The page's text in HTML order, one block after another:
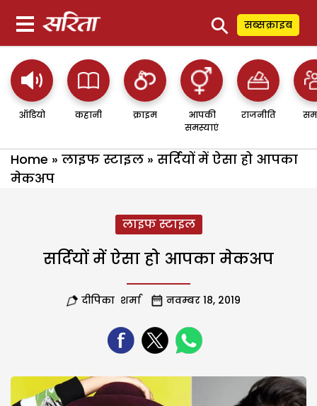
⚲ सब्सक्राइब
ऑडियो कहानी क्राइम
आपकी
समस्याएं
राजनीति
Home » लाइफ स्टाइल » सर्दियों में ऐसा हो आपका
मेकअप
लाइफ स्टाइल
सर्दियों में ऐसा हो आपका मेकअप
दीपिका शर्मा नवम्बर 18, 2019